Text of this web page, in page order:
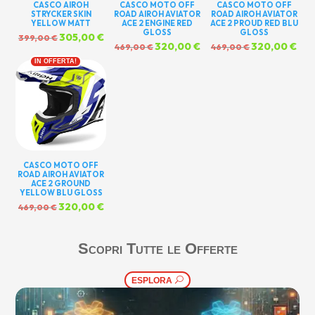
CASCO AIROH
STRYCKER SKIN
YELLOW MATT
399,00€ Il
originale
era:
399,00 €.
305,00€Il
prezzo
305,00 €.
CASCO MOTO OFF
ROAD AIROH AVIATOR
ACE 2 ENGINE RED
GLOSS
469,00€ Il
320,00€Il
CASCO MOTO OFF
ROAD AIROH AVIATOR
ACE 2 PROUD RED BLU
GLOSS
469,00€ Il
320,00€Il
IN OFFERTA!
CASCO MOTO OFF
ROAD AIROH AVIATOR
ACE 2 GROUND
YELLOW BLU GLOSS
469,00€ Il
469,00 €.
320,00€Il
320,00 €.
Scopri Tutte le Offerte
ESPLORA